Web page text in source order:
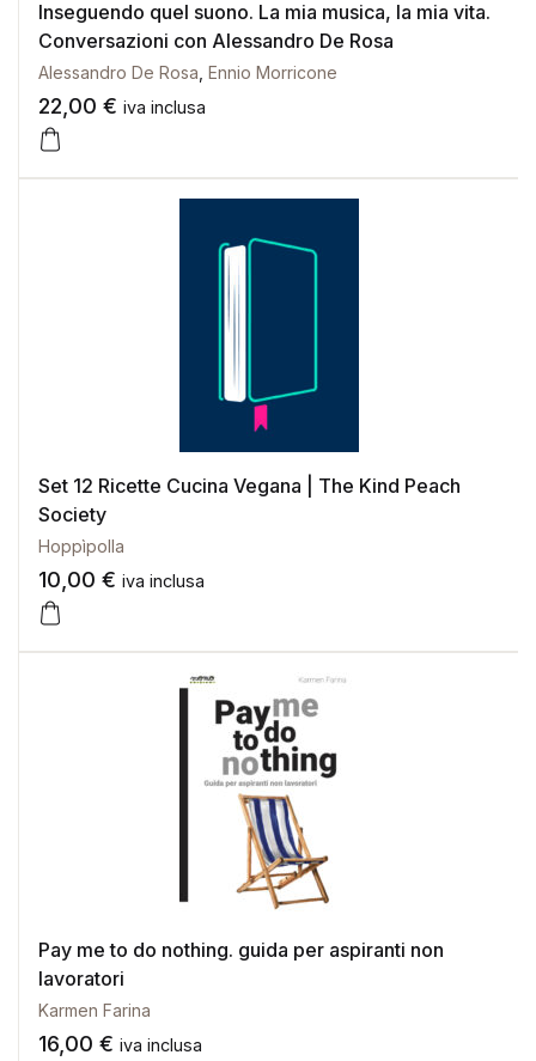
Inseguendo quel suono. La mia musica, la mia vita.
Conversazioni con Alessandro De Rosa
Alessandro De Rosa Ennio Morricone
22,00 € iva inclusa
Set 12 Ricette Cucina Vegana | The Kind Peach
Society
Hoppìpolla
10,00 € iva inclusa
Pay me to do nothing. guida per aspiranti non
lavoratori
Karmen Farina
16,00 € iva inclusa